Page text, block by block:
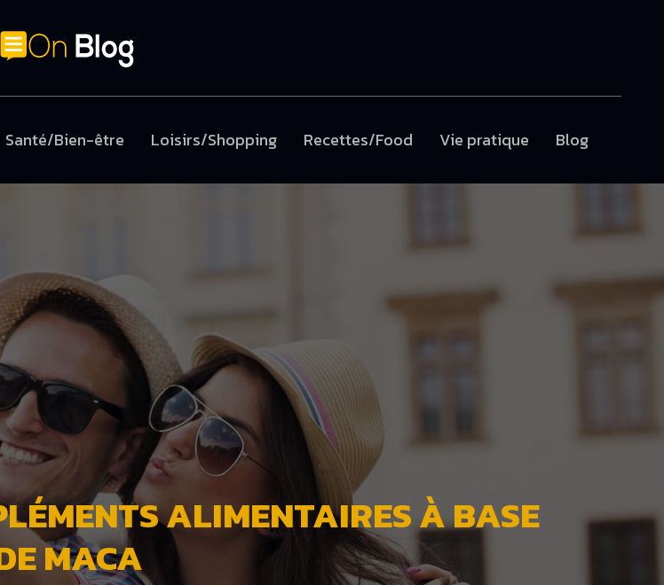
Santé/Bien-être Loisirs/Shopping Recettes/Food Vie pratique Blog
ALIMENTAIRES À BASE
MACA